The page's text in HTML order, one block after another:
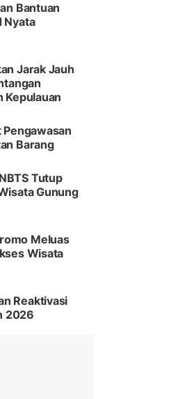
Bantuan
Nyata
Jarak Jauh
Kepulauan
Barang
Tutup
Gunung
Meluas
Wisata
Reaktivasi
2026